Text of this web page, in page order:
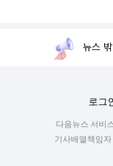
뉴스
로그
다음뉴스 서비
기사배열책임